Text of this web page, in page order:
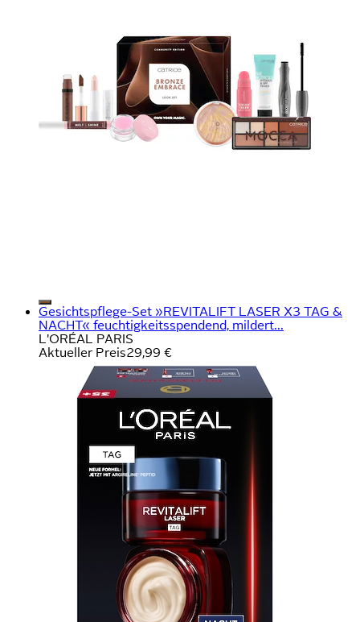
Gesichtspflege-Set »REVITALIFT LASER X3 TAG &
NACHT« feuchtigkeitsspendend, mildert...
L'ORÉAL PARIS
Aktueller Preis29,99 €